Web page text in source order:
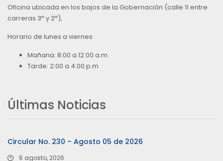
Oficina ubicada en los bajos de la Gobernación (calle 11 entre
carreras 3ª y 2ª),
Horario de lunes a viernes
Mañana: 8:00 a 12:00 a.m.
Tarde: 2:00 a 4:00 p.m
Últimas Noticias
Circular No. 230 – Agosto 05 de 2026
6 agosto, 2026